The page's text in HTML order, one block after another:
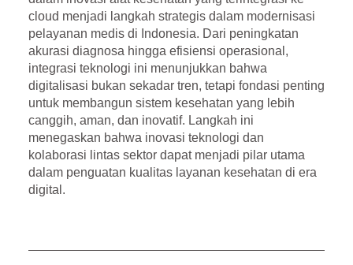
cloud menjadi langkah strategis dalam modernisasi
pelayanan medis di Indonesia. Dari peningkatan
akurasi diagnosa hingga efisiensi operasional,
integrasi teknologi ini menunjukkan bahwa
digitalisasi bukan sekadar tren, tetapi fondasi penting
untuk membangun sistem kesehatan yang lebih
canggih, aman, dan inovatif. Langkah ini
menegaskan bahwa inovasi teknologi dan
kolaborasi lintas sektor dapat menjadi pilar utama
dalam penguatan kualitas layanan kesehatan di era
digital.